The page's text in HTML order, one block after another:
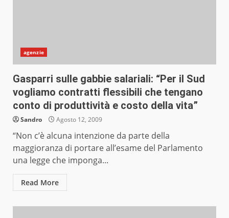
agenzie
Gasparri sulle gabbie salariali: “Per il Sud
vogliamo contratti flessibili che tengano
conto di produttività e costo della vita”
Sandro Agosto 12, 2009
“Non c’è alcuna intenzione da parte della
maggioranza di portare all’esame del Parlamento
una legge che imponga...
Read More